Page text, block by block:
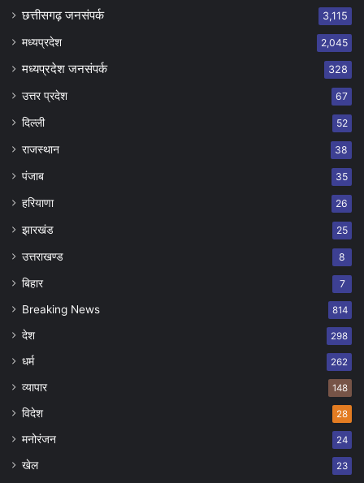
छत्तीसगढ़ जनसंपर्क 3,115
मध्यप्रदेश 2,045
मध्यप्रदेश जनसंपर्क 328
उत्तर प्रदेश 67
दिल्ली 52
राजस्थान 38
पंजाब 35
हरियाणा 26
झारखंड 25
उत्तराखण्ड 8
बिहार 7
Breaking News 814
देश 298
धर्म 262
व्यापार 148
विदेश 28
मनोरंजन 24
खेल 23